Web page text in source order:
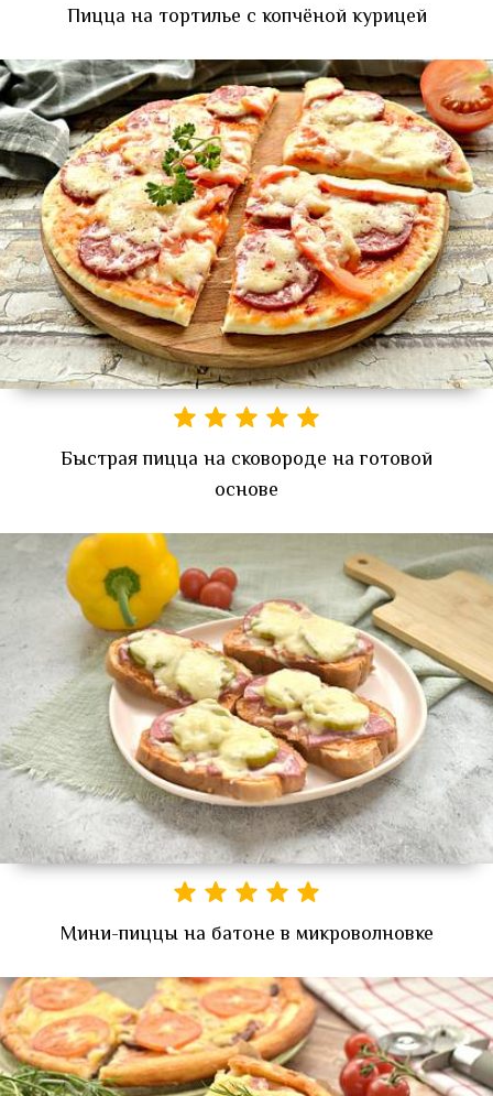
Пицца на тортилье с копчёной курицей
Быстрая пицца на сковороде на готовой
основе
Мини-пиццы на батоне в микроволновке